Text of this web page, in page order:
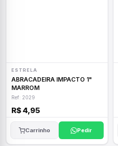
ESTRELA
ABRACADEIRA IMPACTO 1"
MARROM
Ref: 2029
R$ 4,95
Carrinho Pedir